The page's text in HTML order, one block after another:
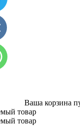
Ваша корзина
товар
товар